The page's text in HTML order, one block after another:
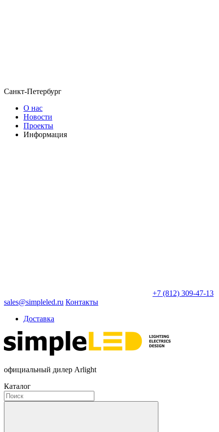
Санкт-Петербург
О нас
Новости
Проекты
Информация
+7 (812) 309-47-13
sales@simpleled.ru Контакты
Доставка
официальный дилер Arlight
Каталог